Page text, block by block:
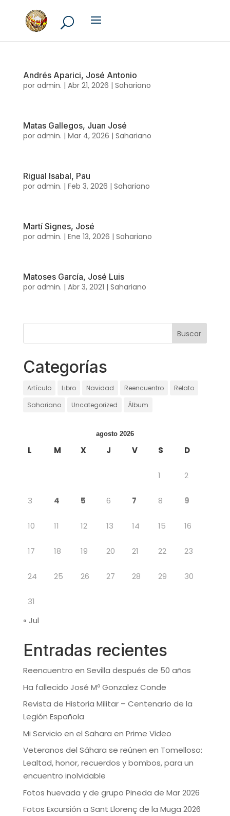
Andrés Aparici, José Antonio
por admin. | Abr 21, 2026 | Sahariano
Matas Gallegos, Juan José
por admin. | Mar 4, 2026 | Sahariano
Rigual Isabal, Pau
por admin. | Feb 3, 2026 | Sahariano
Martí Signes, José
por admin. | Ene 13, 2026 | Sahariano
Matoses García, José Luis
por admin. | Abr 3, 2021 | Sahariano
Categorías
Artículo Libro Navidad Reencuentro
Relato
Sahariano
Uncategorized Álbum
agosto 2026
L M X J V S D
1 2
3 4 5 6 7 8 9
10 11 12 13 14 15 16
17 18 19 20 21 22 23
24 25 26 27 28 29 30
31
« Jul
Entradas recientes
Reencuentro en Sevilla después de 50 años
Ha fallecido José Mº Gonzalez Conde
Revista de Historia Militar – Centenario de la
Legión Española
Mi Servicio en el Sahara en Prime Video
Veteranos del Sáhara se reúnen en Tomelloso:
Lealtad, honor, recuerdos y bombos, para un
encuentro inolvidable
Fotos huevada y de grupo Pineda de Mar 2026
Fotos Excursión a Sant Llorenç de la Muga 2026